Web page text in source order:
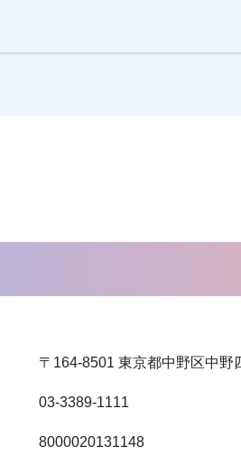
〒164-8501 東京都中野区中野
03-3389-1111
8000020131148